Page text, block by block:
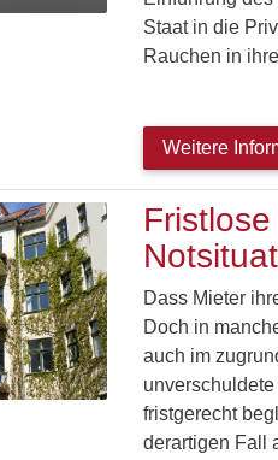
Staat in die
Rauchen in
Weitere
Dass Mieter
Doch in
auch im
fristgerecht
derartigen Fall